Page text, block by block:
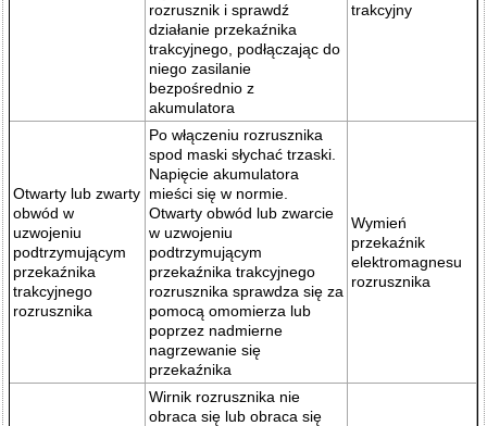
rozrusznik i sprawdź
działanie przekaźnika
trakcyjnego, podłączając do
niego zasilanie
bezpośrednio z
akumulatora
trakcyjny
Otwarty lub zwarty
obwód w
uzwojeniu
podtrzymującym
przekaźnika
trakcyjnego
rozrusznika
Po włączeniu rozrusznika
spod maski słychać trzaski.
Napięcie akumulatora
mieści się w normie.
Otwarty obwód lub zwarcie
w uzwojeniu
podtrzymującym
przekaźnika trakcyjnego
rozrusznika sprawdza się za
pomocą omomierza lub
poprzez nadmierne
nagrzewanie się
przekaźnika
Wymień
przekaźnik
elektromagnesu
rozrusznika
Wirnik rozrusznika nie
obraca się lub obraca się